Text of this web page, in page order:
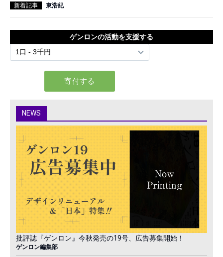
新着記事 東浩紀
ゲンロンの活動を支援する
NEWS
批評誌『ゲンロン』今秋発売の19号、広告募集開始！
ゲンロン編集部